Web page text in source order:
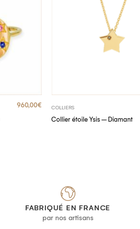
960,00€ COLLIERS
Collier étoile Ysis – Diamant
FABRIQUÉ EN FRANCE
par nos artisans